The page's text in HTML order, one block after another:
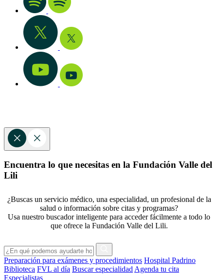
Encuentra lo que necesitas en la Fundación Valle del
Lili
¿Buscas un servicio médico, una especialidad, un profesional de la
salud o información sobre citas y programas?
Usa nuestro buscador inteligente para acceder fácilmente a todo lo
que ofrece la Fundación Valle del Lili.
Preparación para exámenes y procedimientos Hospital Padrino
Biblioteca FVL al día Buscar especialidad Agenda tu cita
Especialistas